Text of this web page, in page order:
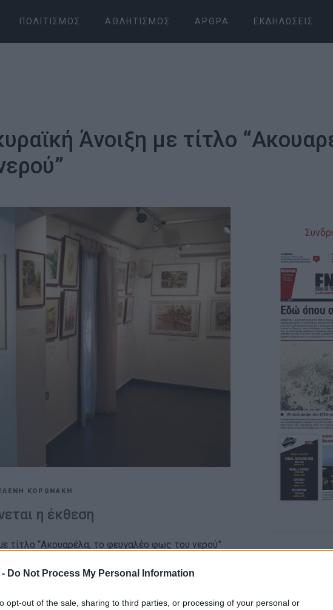
Do Not Process My Personal Information
opt-out of the sale, sharing to third parties, or processing of your personal or
ΠΟΛΙΤΙΣΜΌΣ ΑΘΛΗΤΙΣΜΌΣ ΆΡΘΡΑ ΕΚΔΗΛΏΣΕΙΣ
Άνοιξη με τίτλο
ΕΛΕΝΗ ΚΟΡΩΝΑΚΗ
η έκθεση
τίτλο “Ακουαρέλα, το φευγαλέο φως του νερού”
της Κερκυραϊκής Πινακοθήκης.
την Καλλιτεχνική Επιτροπή της Κερκυραϊκής
για την πολιτιστική ζωή της Κέρκυρας.